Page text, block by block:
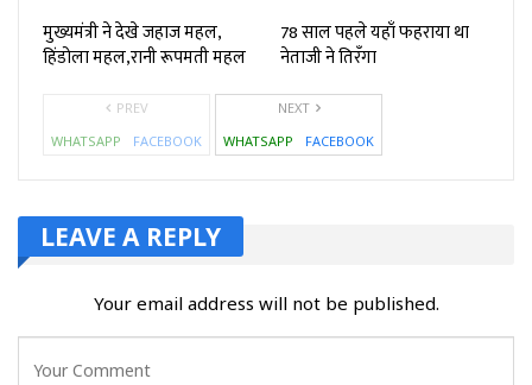
मुख्यमंत्री ने देखे जहाज महल,
हिंडोला महल,रानी रूपमती महल
78 साल पहले यहाँ फहराया था
नेताजी ने तिरँगा
PREV
WHATSAPP
FACEBOOK
NEXT
WHATSAPP
FACEBOOK
LEAVE A REPLY
Your email address will not be published.